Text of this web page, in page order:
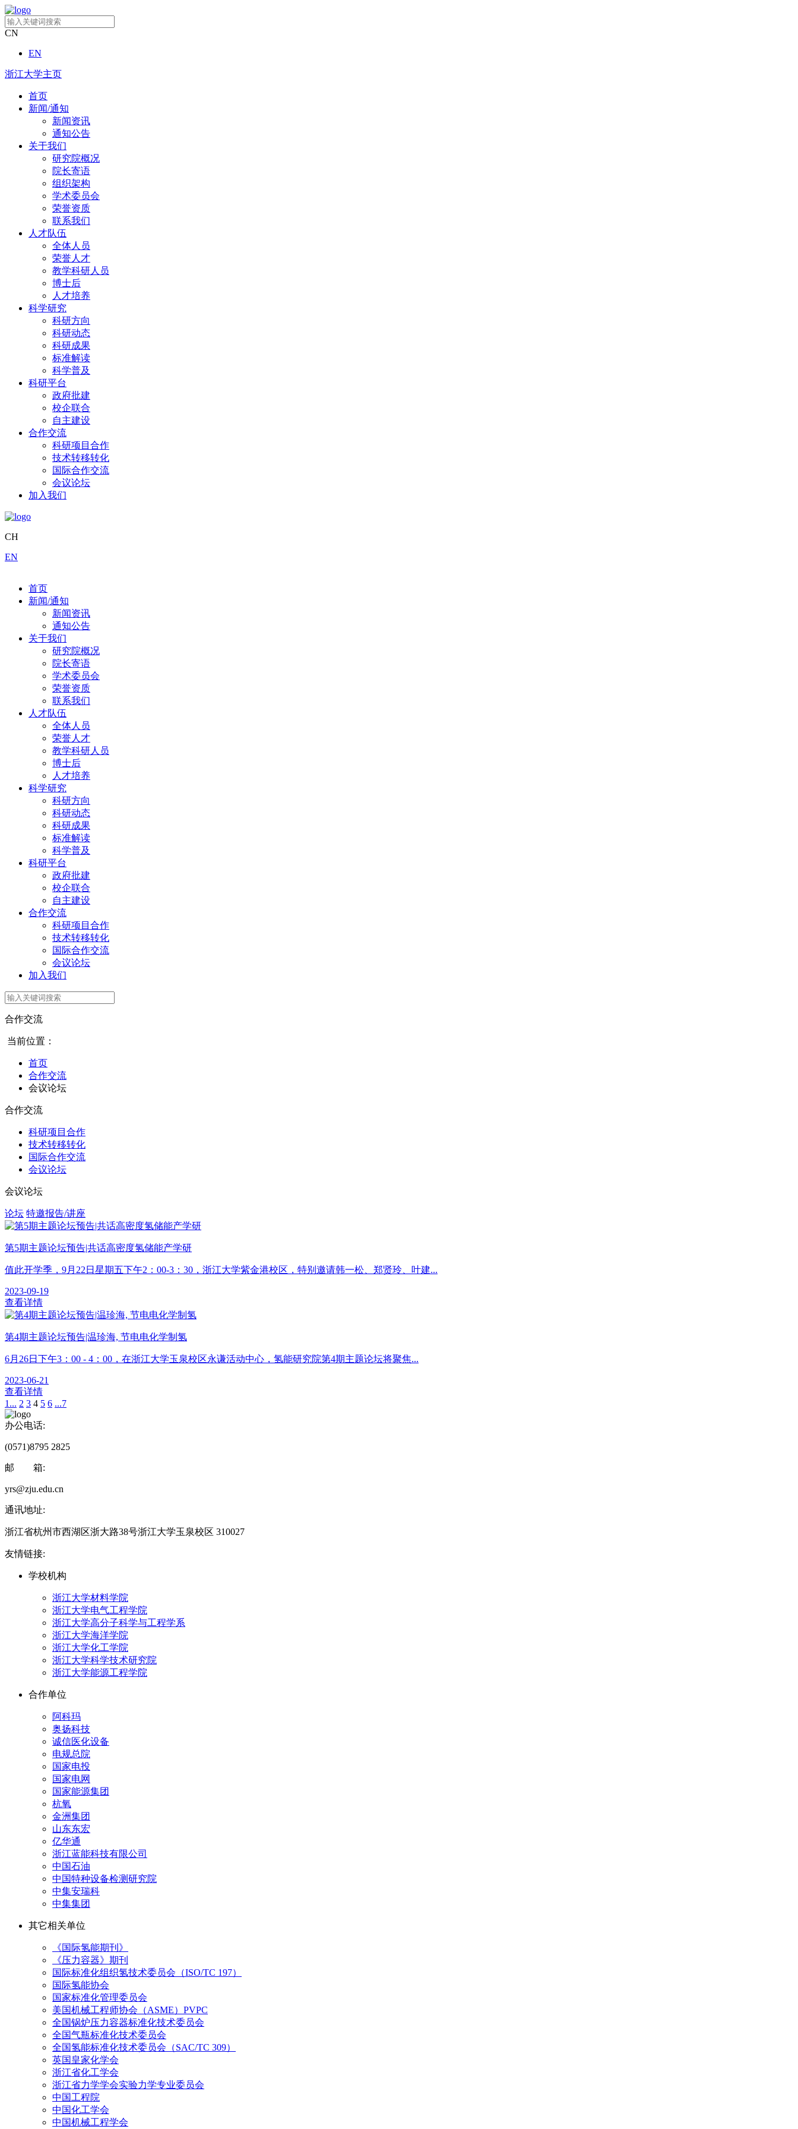
CN
EN
浙江大学主页
首页
新闻/通知
新闻资讯
通知公告
关于我们
研究院概况
院长寄语
组织架构
学术委员会
荣誉资质
联系我们
人才队伍
全体人员
荣誉人才
教学科研人员
博士后
人才培养
科学研究
科研方向
科研动态
科研成果
标准解读
科学普及
科研平台
政府批建
校企联合
自主建设
合作交流
科研项目合作
技术转移转化
国际合作交流
会议论坛
加入我们
CH
EN
首页
新闻/通知
新闻资讯
通知公告
关于我们
研究院概况
院长寄语
学术委员会
荣誉资质
联系我们
人才队伍
全体人员
荣誉人才
教学科研人员
博士后
人才培养
科学研究
科研方向
科研动态
科研成果
标准解读
科学普及
科研平台
政府批建
校企联合
自主建设
合作交流
科研项目合作
技术转移转化
国际合作交流
会议论坛
加入我们
合作交流
当前位置：
首页
合作交流
会议论坛
合作交流
科研项目合作
技术转移转化
国际合作交流
会议论坛
会议论坛
论坛 特邀报告/讲座
第5期主题论坛预告|共话高密度氢储能产学研
值此开学季，9月22日星期五下午2：00-3：30，浙江大学紫金港校区，特别邀请韩一松、郑贤玲、叶建...
2023-09-19
查看详情
第4期主题论坛预告|温珍海, 节电电化学制氢
6月26日下午3：00 - 4：00，在浙江大学玉泉校区永谦活动中心，氢能研究院第4期主题论坛将聚焦...
2023-06-21
查看详情
1... 2 3 4 5 6 ...7
办公电话:
(0571)8795 2825
邮 箱:
yrs@zju.edu.cn
通讯地址:
浙江省杭州市西湖区浙大路38号浙江大学玉泉校区 310027
友情链接:
学校机构
浙江大学材料学院
浙江大学电气工程学院
浙江大学高分子科学与工程学系
浙江大学海洋学院
浙江大学化工学院
浙江大学科学技术研究院
浙江大学能源工程学院
合作单位
阿科玛
奥扬科技
诚信医化设备
电规总院
国家电投
国家电网
国家能源集团
杭氧
金洲集团
山东东宏
亿华通
浙江蓝能科技有限公司
中国石油
中国特种设备检测研究院
中集安瑞科
中集集团
其它相关单位
《国际氢能期刊》
《压力容器》期刊
国际标准化组织氢技术委员会（ISO/TC 197）
国际氢能协会
国家标准化管理委员会
美国机械工程师协会（ASME）PVPC
全国锅炉压力容器标准化技术委员会
全国气瓶标准化技术委员会
全国氢能标准化技术委员会（SAC/TC 309）
英国皇家化学会
浙江省化工学会
浙江省力学学会实验力学专业委员会
中国工程院
中国化工学会
中国机械工程学会